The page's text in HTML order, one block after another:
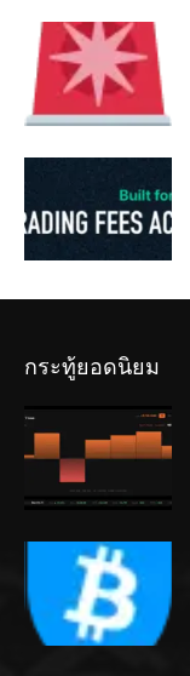
กระทู้ยอดนิยม